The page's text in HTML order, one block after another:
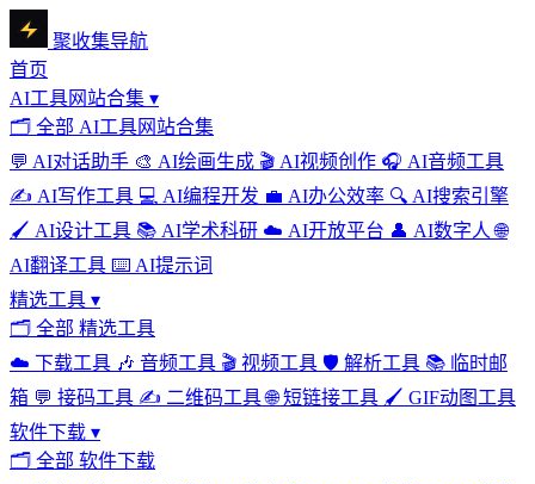
聚收集导航
首页
AI工具网站合集 ▾
🗂 全部 AI工具网站合集
💬 AI对话助手 🎨 AI绘画生成 🎬 AI视频创作 🎧 AI音频工具
✍️ AI写作工具 💻 AI编程开发 💼 AI办公效率 🔍 AI搜索引擎
🖌️ AI设计工具 📚 AI学术科研 ☁️ AI开放平台 👤 AI数字人 🌐
AI翻译工具 ⌨️ AI提示词
精选工具 ▾
🗂 全部 精选工具
☁️ 下载工具 🎶 音频工具 🎬 视频工具 🛡️ 解析工具 📚 临时邮
箱 💬 接码工具 ✍️ 二维码工具 🌐 短链接工具 🖌️ GIF动图工具
软件下载 ▾
🗂 全部 软件下载